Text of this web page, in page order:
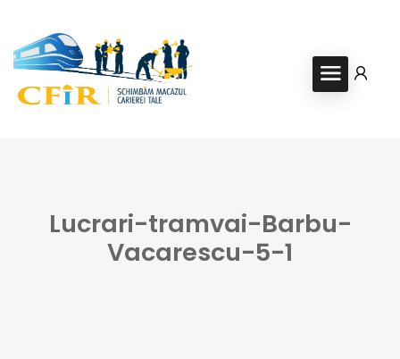
Lucrari-tramvai-Barbu-
Vacarescu-5-1